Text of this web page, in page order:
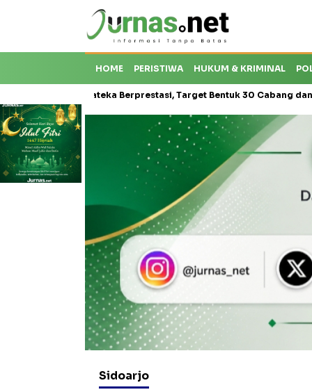
HOME PERISTIWA HUKUM & KRIMINAL
Karateka Berprestasi, Target Bentuk 30 Cabang dan Cetak
Sidoarjo